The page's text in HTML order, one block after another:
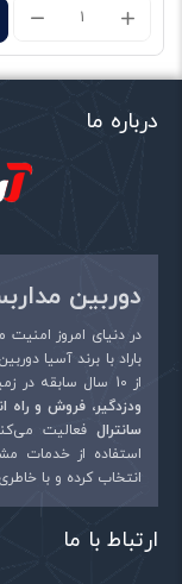
رزولوشن ‌های
قابلیت دید در شب
میکروفن داخلی –
ایمیل*
درباره ما
دوربین
در دنیای امروز
باراد با برند آسیا
از 10 سال سابقه در زمینه فروش،
ودزدگیر، فروش و راه
سانترال فعالیت
استفاده از خدمات
انتخاب کرده و با
ارتباط با ما